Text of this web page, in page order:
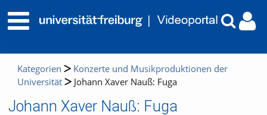
Kategorien
Konzerte und Musikproduktionen der
Universität
Johann Xaver Nauß: Fuga
Johann Xaver Nauß: Fuga